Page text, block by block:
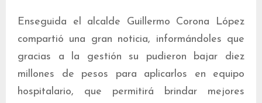
Enseguida el alcalde Guillermo Corona López
compartió una gran noticia, informándoles que
gracias a la gestión su pudieron bajar diez
millones de pesos para aplicarlos en equipo
hospitalario, que permitirá brindar mejores